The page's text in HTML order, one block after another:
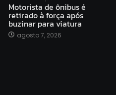
Motorista de ônibus é
retirado à força após
buzinar para viatura
agosto 7, 2026